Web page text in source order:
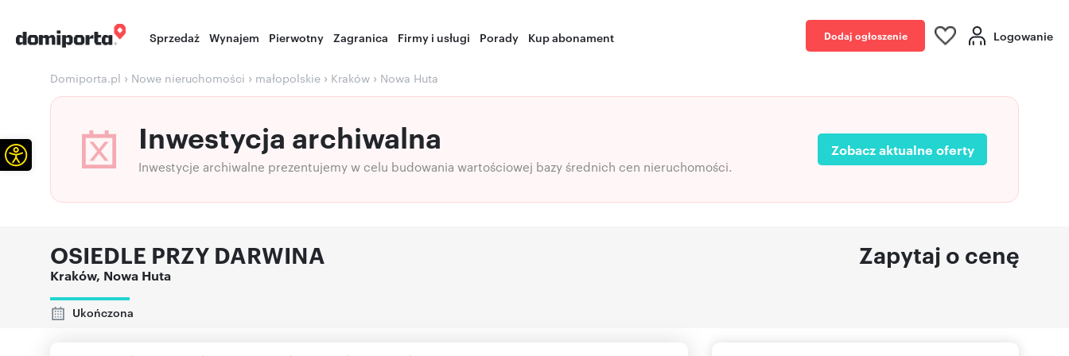
Sprzedaż Wynajem Pierwotny Zagranica Firmy i usługi Porady Kup abonament Dodaj ogłoszenie Logowanie
Domiporta.pl › Nowe nieruchomości › małopolskie › Kraków › Nowa Huta
Inwestycja archiwalna
Inwestycje archiwalne prezentujemy w celu budowania wartościowej bazy średnich cen nieruchomości.
Zobacz aktualne oferty
OSIEDLE PRZY DARWINA
Kraków, Nowa Huta
Ukończona
Zapytaj o cenę
Otwórz pasek narzędzi